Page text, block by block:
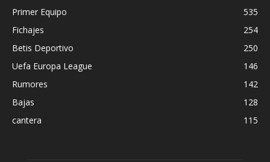
Primer Equipo
535
Fichajes
254
Betis Deportivo
250
Uefa Europa League
146
Rumores
142
Bajas
128
cantera
115